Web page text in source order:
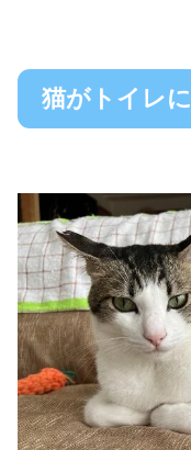
猫がトイレ